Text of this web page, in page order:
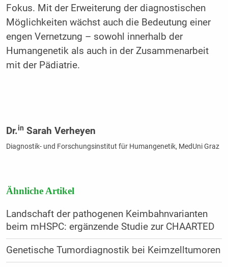
Fokus. Mit der Erweiterung der diagnostischen
Möglichkeiten wächst auch die Bedeutung einer
engen Vernetzung – sowohl innerhalb der
Humangenetik als auch in der Zusammenarbeit
mit der Pädiatrie.
Dr.in Sarah Verheyen
Diagnostik- und Forschungsinstitut für Humangenetik, MedUni Graz
Ähnliche Artikel
Landschaft der pathogenen Keimbahnvarianten
beim mHSPC: ergänzende Studie zur CHAARTED
Genetische Tumordiagnostik bei Keimzelltumoren